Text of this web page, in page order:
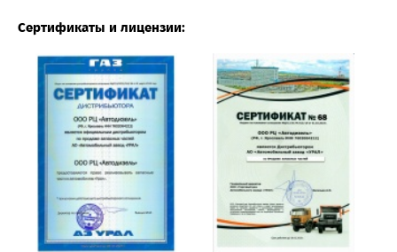
Сертификаты и лицензии: